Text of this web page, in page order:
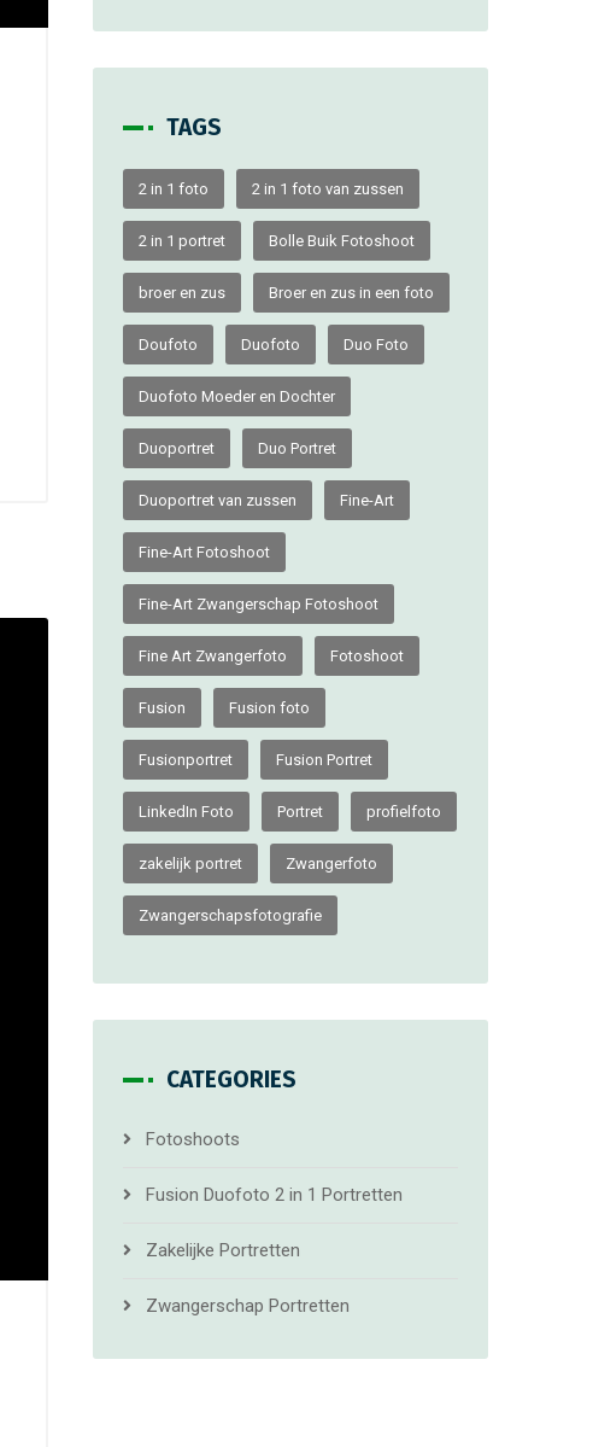
TAGS
2 in 1 foto 2 in 1 foto van zussen
2 in 1 portret Bolle Buik Fotoshoot
broer en zus Broer en zus in een foto
Doufoto Duofoto Duo Foto
Duofoto Moeder en Dochter
Duoportret Duo Portret
Duoportret van zussen Fine-Art
Fine-Art Fotoshoot
Fine-Art Zwangerschap Fotoshoot
Fine Art Zwangerfoto Fotoshoot
Fusion Fusion foto
Fusionportret Fusion Portret
LinkedIn Foto Portret profielfoto
zakelijk portret Zwangerfoto
Zwangerschapsfotografie
CATEGORIES
Fotoshoots
Fusion Duofoto 2 in 1 Portretten
Zakelijke Portretten
Zwangerschap Portretten